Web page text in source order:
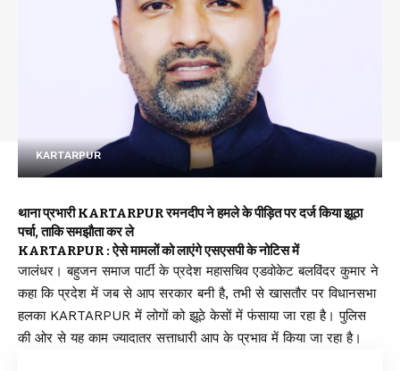
KARTARPUR
थाना प्रभारी KARTARPUR रमनदीप ने हमले के पीड़ित पर दर्ज किया झूठा
पर्चा, ताकि समझौता कर ले
KARTARPUR : ऐसे मामलों को लाएंगे एसएसपी के नोटिस में
जालंधर। बहुजन समाज पार्टी के प्रदेश महासचिव एडवोकेट बलविंदर कुमार ने
कहा कि प्रदेश में जब से आप सरकार बनी है, तभी से खासतौर पर विधानसभा
हलका KARTARPUR में लोगों को झूठे केसों में फंसाया जा रहा है। पुलिस
की ओर से यह काम ज्यादातर सत्ताधारी आप के प्रभाव में किया जा रहा है।